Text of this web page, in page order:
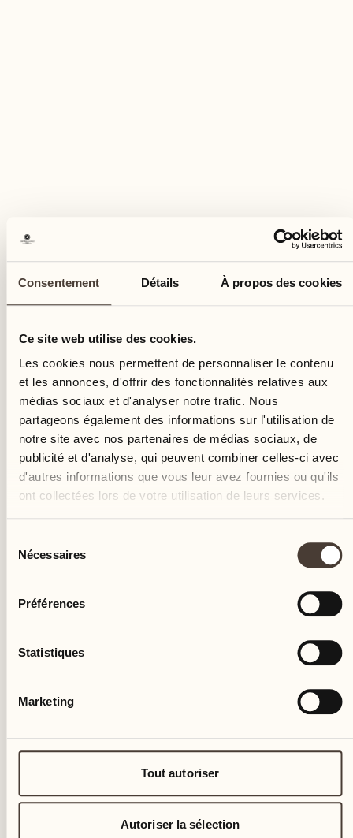
Consentement Détails À propos des cookies
Ce site web utilise des cookies.
Les cookies nous permettent de personnaliser le contenu
et les annonces, d'offrir des fonctionnalités relatives aux
médias sociaux et d'analyser notre trafic. Nous
partageons également des informations sur l'utilisation de
notre site avec nos partenaires de médias sociaux, de
publicité et d'analyse, qui peuvent combiner celles-ci avec
d'autres informations que vous leur avez fournies ou qu'ils
ont collectées lors de votre utilisation de leurs services.
Nécessaires
Préférences
Statistiques
Marketing
Tout autoriser
Autoriser la sélection
Prix
DEMANDER PLUS D'INFORMATION
Réserver maintenant